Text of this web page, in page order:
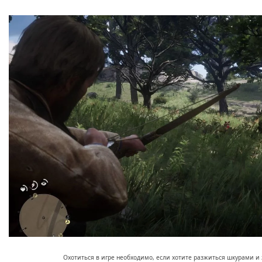
Охотиться в игре необходимо, если хотите разжиться шкурами и